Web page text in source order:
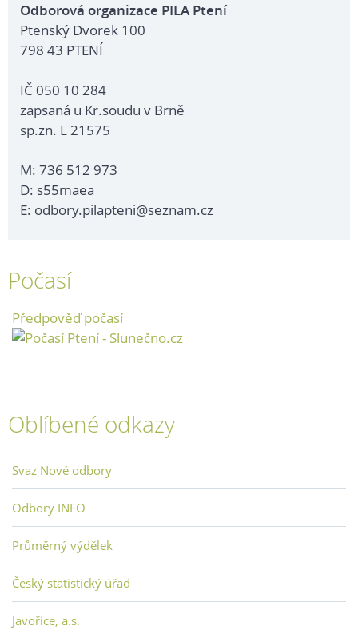
Odborová organizace PILA Ptení
Ptenský Dvorek 100
798 43 PTENÍ
IČ 050 10 284
zapsaná u Kr.soudu v Brně
sp.zn. L 21575
M: 736 512 973
D: s55maea
E: odbory.pilapteni@seznam.cz
Počasí
Předpověď počasí
Oblíbené odkazy
Svaz Nové odbory
Odbory INFO
Průměrný výdělek
Český statistický úřad
Javořice, a.s.